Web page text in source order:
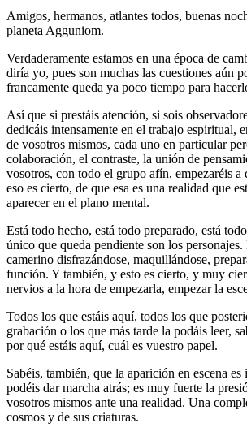
Amigos, hermanos, atlantes todos, buenas
planeta Agguniom.
Verdaderamente estamos en una época de
diría yo, pues son muchas las cuestiones aún
francamente queda ya poco tiempo para
Así que si prestáis atención, si sois
dedicáis intensamente en el trabajo espiritual,
de vosotros mismos, cada uno en particular
colaboración, el contraste, la unión de
vosotros, con todo el grupo afín, empezaréis a
eso es cierto, de que esa es una realidad que
aparecer en el plano mental.
Está todo hecho, está todo preparado, está
único que queda pendiente son los personajes.
camerino disfrazándose, maquillándose,
función. Y también, y esto es cierto, y muy
nervios a la hora de empezarla, empezar la
Todos los que estáis aquí, todos los que
grabación o los que más tarde la podáis leer,
por qué estáis aquí, cuál es vuestro papel.
Sabéis, también, que la aparición en escena
podéis dar marcha atrás; es muy fuerte la
vosotros mismos ante una realidad. Una
cosmos y de sus criaturas.